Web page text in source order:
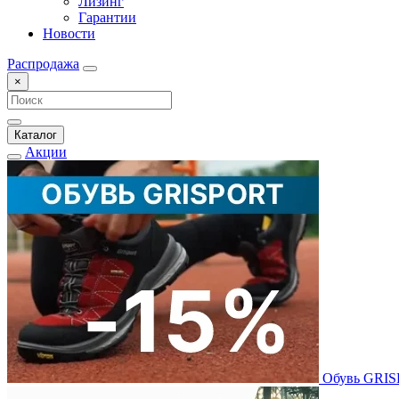
Гарантии
Новости
Распродажа
×
Каталог
Акции
Обувь